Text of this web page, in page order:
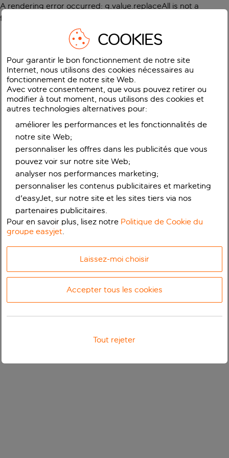
A rendering error occurred: g.value.replaceAll is not a
function
COOKIES
Pour garantir le bon fonctionnement de notre site
Internet, nous utilisons des cookies nécessaires au
fonctionnement de notre site Web.
Avec votre consentement, que vous pouvez retirer ou
modifier à tout moment, nous utilisons des cookies et
autres technologies alternatives pour:
améliorer les performances et les fonctionnalités de
notre site Web;
personnaliser les offres dans les publicités que vous
pouvez voir sur notre site Web;
analyser nos performances marketing;
personnaliser les contenus publicitaires et marketing
d'easyJet, sur notre site et les sites tiers via nos
partenaires publicitaires.
Pour en savoir plus, lisez notre Politique de Cookie du
groupe easyjet.
Laissez-moi choisir
Accepter tous les cookies
Tout rejeter